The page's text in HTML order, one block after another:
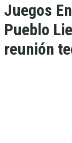
Juegos
Pueblo
reunión